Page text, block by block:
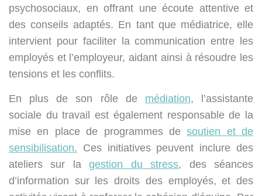
psychosociaux, en offrant une écoute attentive et
des conseils adaptés. En tant que médiatrice, elle
intervient pour faciliter la communication entre les
employés et l’employeur, aidant ainsi à résoudre les
tensions et les conflits.
En plus de son rôle de médiation, l’assistante
sociale du travail est également responsable de la
mise en place de programmes desoutien et de
sensibilisation. Ces initiatives peuvent inclure des
ateliers sur lagestion du stress, des séances
d’information sur les droits des employés, et des